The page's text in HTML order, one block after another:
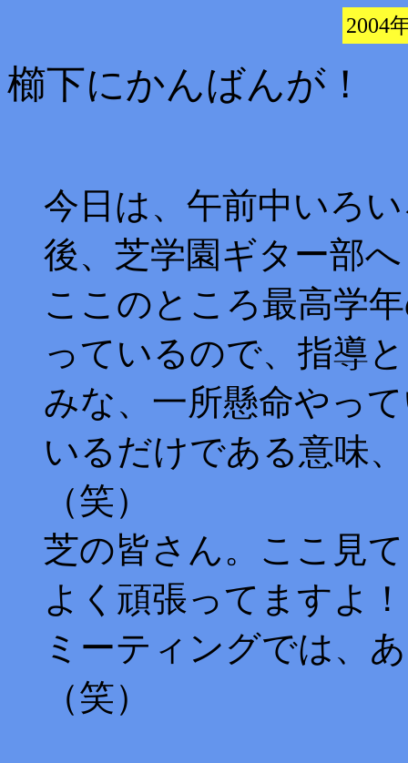
2004
櫛下にかんばんが！
今日は、午前中いろ
後、芝学園ギター部
ここのところ最高学
っているので、指導
みな、一所懸命やっ
いるだけである意味
（笑）
芝の皆さん。ここ見
よく頑張ってますよ
ミーティングでは、
（笑）